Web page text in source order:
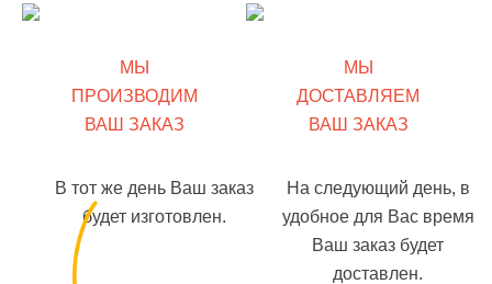
МЫ
ПРОИЗВОДИМ
ВАШ ЗАКАЗ
В тот же день Ваш заказ
будет изготовлен.
МЫ
ДОСТАВЛЯЕМ
ВАШ ЗАКАЗ
На следующий день, в
удобное для Вас время
Ваш заказ будет
доставлен.